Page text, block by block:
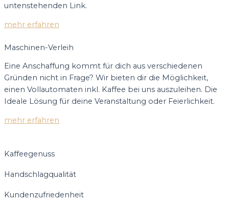
untenstehenden Link.
mehr erfahren
Maschinen-Verleih
Eine Anschaffung kommt für dich aus verschiedenen
Gründen nicht in Frage? Wir bieten dir die Möglichkeit,
einen Vollautomaten inkl. Kaffee bei uns auszuleihen. Die
Ideale Lösung für deine Veranstaltung oder Feierlichkeit.
mehr erfahren
Kaffeegenuss
Handschlagqualität
Kundenzufriedenheit